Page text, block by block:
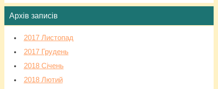
Архів записів
2017 Листопад
2017 Грудень
2018 Січень
2018 Лютий